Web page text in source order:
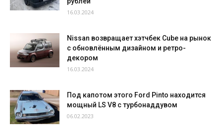
16.03.2024
Nissan возвращает хэтчбек Cube на рынок
с обновлённым дизайном и ретро-
декором
16.03.2024
Под капотом этого Ford Pinto находится
мощный LS V8 с турбонаддувом
06.02.2023